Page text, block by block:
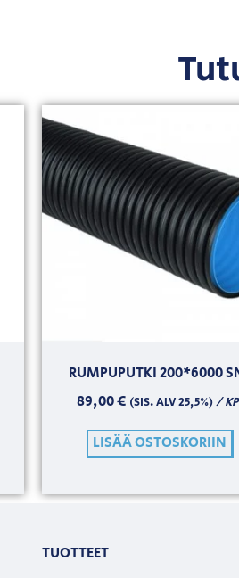
RUMPUPUTKI 200*6000
89,00€ (SIS. ALV 25,5%)/
LISÄÄ OSTOSKORIIN
TUOTTEET